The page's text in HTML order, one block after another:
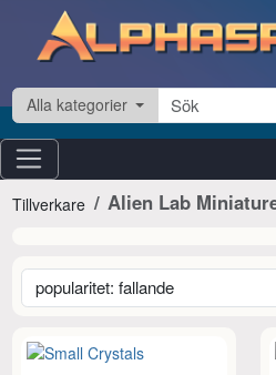
Hoppa till innehåll
Alla kategorier
Tillverkare Alien Lab